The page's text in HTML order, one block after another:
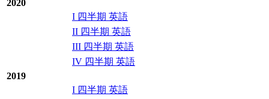
2020
I 四半期 英語
II 四半期 英語
III 四半期 英語
IV 四半期 英語
2019
I 四半期 英語